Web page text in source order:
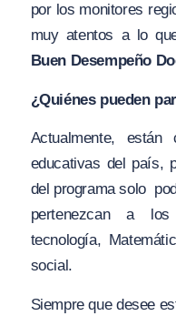
por los monitores
muy atentos a lo
Buen Desempeño
¿Quiénes pueden
Actualmente, están
educativas del país,
del programa solo
pertenezcan a
tecnología,
social.
Siempre que desee